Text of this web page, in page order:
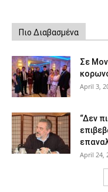
Πιο Διαβασμένα
Σε
April 3,
“Δεν
April 24,